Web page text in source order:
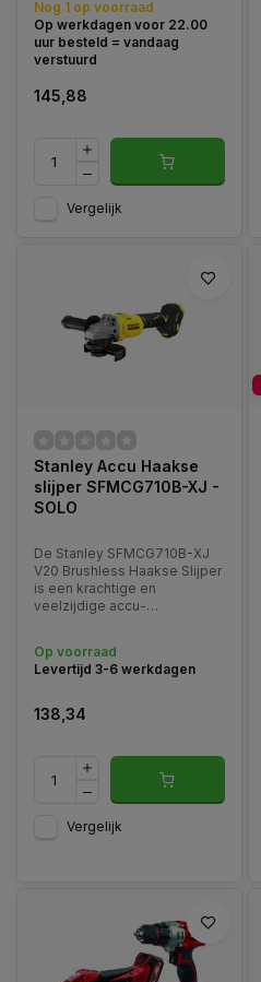
zoals hout, kunststof en
metaal.
Nog 1 op voorraad
Op werkdagen voor 22.00
uur besteld = vandaag
verstuurd
145,88
Vergelijk
Stanley Accu Haakse
slijper SFMCG710B-XJ -
SOLO
De Stanley SFMCG710B-XJ
V20 Brushless Haakse Slijper
is een krachtige en
veelzijdige accu-
ontbraamwerkzaamheden in
metaal, steen en andere
Op voorraad
Levertijd 3-6 werkdagen
138,34
Vergelijk